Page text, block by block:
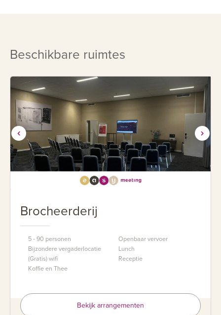
Beschikbare ruimtes
Brocheerderij
5 - 90 personen
Bijzondere vergaderlocatie
(Gratis) wifi
Koffie en Thee
Openbaar vervoer
Lunch
Receptie
Bekijk arrangementen